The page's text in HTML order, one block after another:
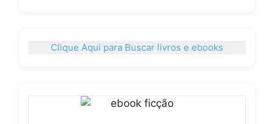
Clique Aqui para Buscar livros e ebooks